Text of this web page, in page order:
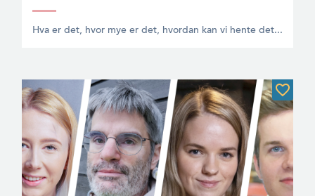
Hva er det, hvor mye er det, hvordan kan vi hente det...